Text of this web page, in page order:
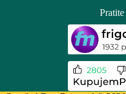
Pratite